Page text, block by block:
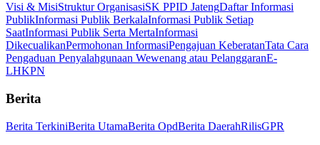
Visi & MisiStruktur OrganisasiSK PPID JatengDaftar Informasi
PublikInformasi Publik BerkalaInformasi Publik Setiap
SaatInformasi Publik Serta MertaInformasi
DikecualikanPermohonan InformasiPengajuan KeberatanTata Cara
Pengaduan Penyalahgunaan Wewenang atau PelanggaranE-
LHKPN
Berita
Berita TerkiniBerita UtamaBerita OpdBerita DaerahRilisGPR